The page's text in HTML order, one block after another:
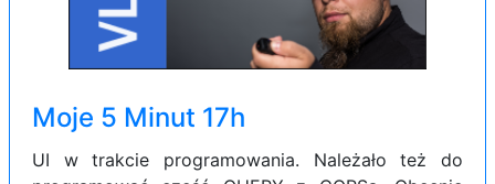
Moje 5 Minut 17h
UI w trakcie programowania. Należało też do